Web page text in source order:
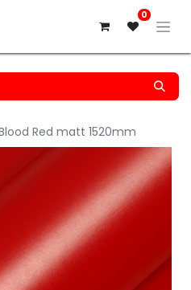
0
Red matt 1520mm